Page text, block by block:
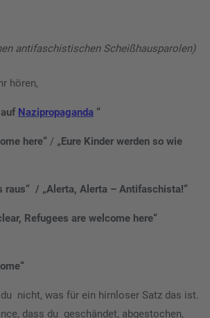
antifaschistischen Scheißhausparolen)
hören,
Nazipropaganda “
here“ / „Eure Kinder werden so wie
raus“ / „Alerta, Alerta – Antifaschista!“
Refugees are welcome here“
nicht, was für ein hirnloser Satz das ist.
dass du geschändet, abgestochen,